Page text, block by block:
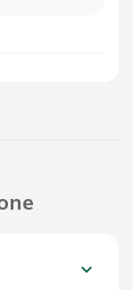
keyboard_arrow_down